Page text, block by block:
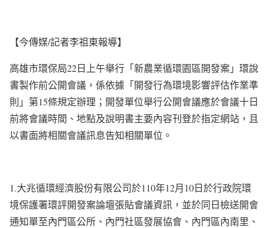
【今傳媒/記者李祖東報導】
高雄市環保局22日上午舉行「新農業循環園區開發案」環說
書製作前公開會議，係依據「開發行為環境影響評估作業準
則」第15條規定辦理；開發單位舉行公開會議應於會議十日
前將會議時間、地點及說明書主要內容刊登於指定網站，且
以書面將相關會議訊息告知相關單位。
1.大兆循環經濟股份有限公司於110年12月10日於行政院環
境保護署環評開發案論壇張貼會議資訊，並於同日檢送開會
通知單至內門區公所、內門社區發展協會、內門區內南里、